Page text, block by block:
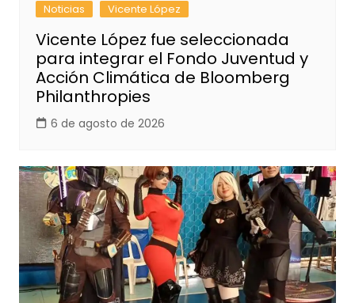
Noticias Vicente López
Vicente López fue seleccionada
para integrar el Fondo Juventud y
Acción Climática de Bloomberg
Philanthropies
6 de agosto de 2026